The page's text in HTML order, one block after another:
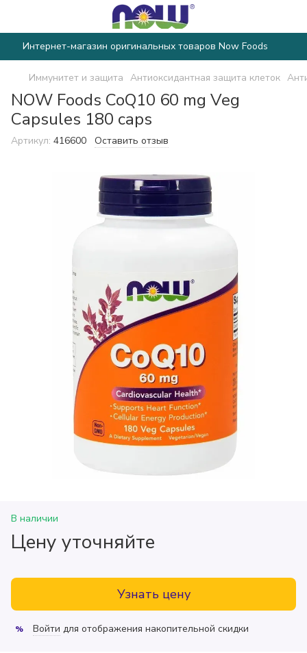
Интернет-магазин оригинальных товаров Now Foods
Иммунитет и защита Антиоксидантная защита клеток
NOW Foods CoQ10 60 mg Veg
Capsules 180 caps
Артикул: 416600 Оставить отзыв
В наличии
Цену уточняйте
Узнать цену
% Войти для отображения накопительной скидки